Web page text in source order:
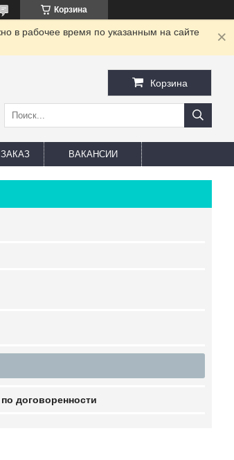
Корзина
в рабочее время по указанным на сайте
Корзина
ВАКАНСИИ
по договоренности